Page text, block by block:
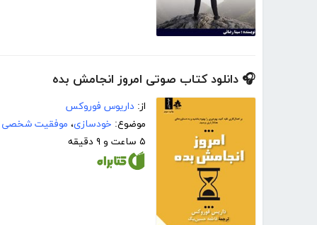
🎧 دانلود کتاب صوتی امروز انجامش بده
از: داریوس فوروکس
موضوع: خودسازی، موفقیت شخصی
۵ ساعت و ۹ دقیقه